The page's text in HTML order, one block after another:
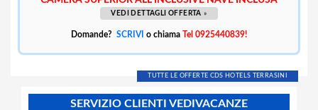
VEDI DETTAGLI OFFERTA »
Domande? SCRIVI o chiama Tel 0925440839!
TUTTE LE OFFERTE CDS HOTELS TERRASINI
SERVIZIO CLIENTI VEDIVACANZE